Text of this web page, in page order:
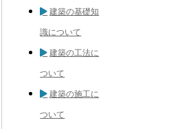
建築の基礎知
識について
建築の工法に
ついて
建築の施工に
ついて